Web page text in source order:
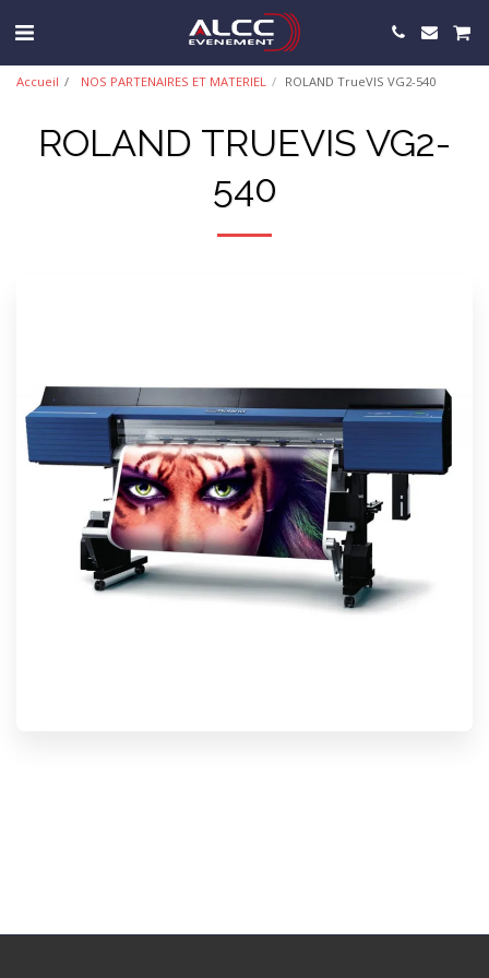
Accueil NOS PARTENAIRES ET MATERIEL ROLAND TrueVIS VG2-540
ROLAND TRUEVIS VG2-
540